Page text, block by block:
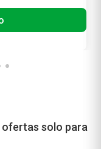
ofertas solo para